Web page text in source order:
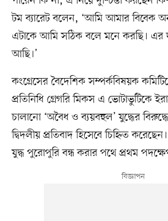
টম ব্যারেট বলেন, ‘আমি আমার বিবেক
এটাকে আমি সঠিক বলে মনে করছি। এর
আছি।’
কংগ্রেসের বৈদেশিক সম্পর্কবিষয়ক
প্রতিনিধি গ্রেগরি মিকস এ ভোটাভুটিকে
চালানো ‘অবৈধ ও ব্যয়বহুল’ যুদ্ধের
দ্বিদলীয় প্রতিবাদ হিসেবে চিহ্নিত
যুদ্ধ পুরোপুরি বন্ধ করার পথে প্রথম